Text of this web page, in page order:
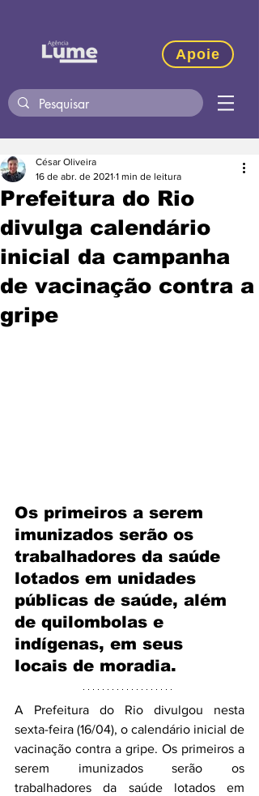
Apoie
Prefeitura do Rio
divulga calendário
inicial da campanha
de vacinação contra a
gripe
César Oliveira
16 de abr. de 2021 1 min de leitura
Os primeiros a serem
imunizados serão os
trabalhadores da saúde
lotados em unidades
públicas de saúde, além
de quilombolas e
indígenas, em seus
locais de moradia.
A Prefeitura do Rio divulgou nesta
sexta-feira (16/04), o calendário inicial de
vacinação contra a gripe. Os primeiros a
serem imunizados serão os
trabalhadores da saúde lotados em